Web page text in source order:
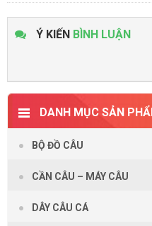
Ý KIẾN BÌNH LUẬN
DANH MỤC SẢN
BỘ ĐỒ CÂU
CẦN CÂU – MÁY CÂU
DÂY CÂU CÁ